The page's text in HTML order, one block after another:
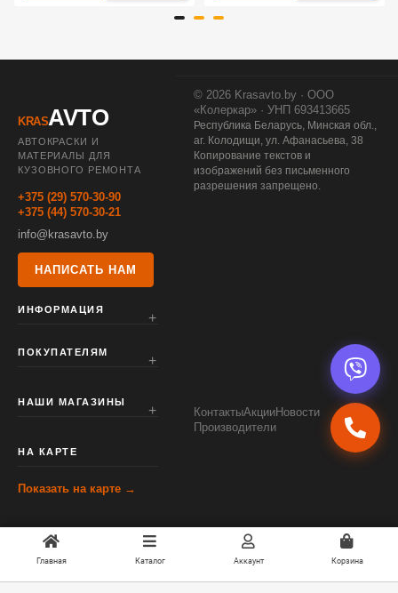
KRASAVTO
АВТОКРАСКИ И
МАТЕРИАЛЫ ДЛЯ
КУЗОВНОГО РЕМОНТА
+375 (29) 570-30-90
+375 (44) 570-30-21
info@krasavto.by
НАПИСАТЬ НАМ
ИНФОРМАЦИЯ
ПОКУПАТЕЛЯМ
НАШИ МАГАЗИНЫ
НА КАРТЕ
Показать на карте →
© 2026 Krasavto.by · ООО
«Колеркар» · УНП 693413665
Республика Беларусь, Минская обл.,
аг. Колодищи, ул. Афанасьева, 38
Копирование текстов и
изображений без письменного
разрешения запрещено.
КонтактыАкцииНовости
Производители
Главная Каталог Аккаунт Корзина